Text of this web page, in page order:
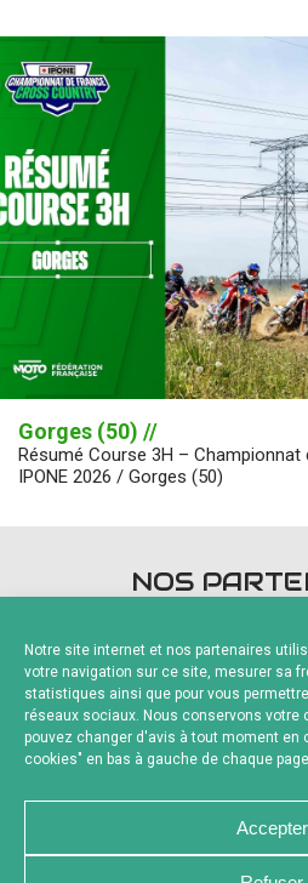
Notre site internet et nos partenaires
votre navigation sur ce site, mesurer sa
statistiques ainsi que pour vous
réseaux sociaux. Nous conservons votre
pouvez changer d'avis à tout moment en
cookies" en bas à gauche de chaque
Accepter
Gorges (50) //
Résumé Course 3H –
IPONE 2026 / Gorges (50)
NOS
Fournisseurs